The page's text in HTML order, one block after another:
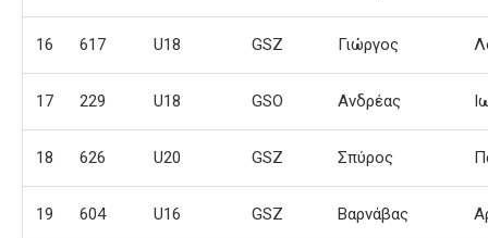
16 617 U18 GSZ Γιώργος
17 229 U18 GSO Ανδρέας
18 626 U20 GSZ Σπύρος
19 604 U16 GSZ Βαρνάβας